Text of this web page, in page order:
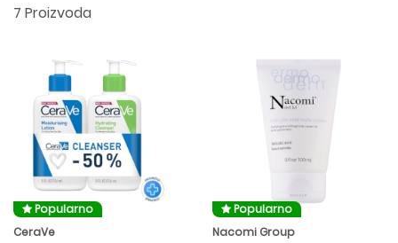
7 Proizvoda
Popularno
CeraVe
Popularno
Nacomi Group